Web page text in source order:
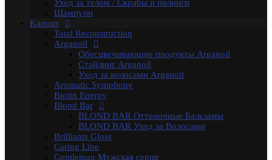
Kapous Аксессуары и инструменты
Одноразовая продукция Kapous
Брашинги, Расчески, Щетки
Для окрашивания и завивки
Зажимы
Ножницы
Перчатки
Пластмассовые насос-дозаторы
Сумки, саквояжи
Одежда, Фартуки, пеньюары
Фены
Life Color Оттеночные средства
Luxe Care
Macadamia Oil
Magic Keratin
Уход за телом / Скрабы и пилинги
Шампуни
Kapous
Total Reconstruction
Arganoil
Обесцвечивающие продукты Arganoil
Стайлинг Arganoil
Уход за волосами Arganoil
Aromatic Symphony
Biotin Energy
Blond Bar
BLOND BAR Оттеночные Бальзамы
BLOND BAR Уход за Волосами
Brilliants Gloss
Caring Line
Gentleman Мужская серия